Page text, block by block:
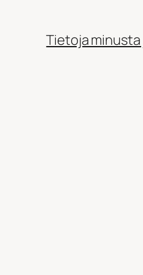
Tietoja